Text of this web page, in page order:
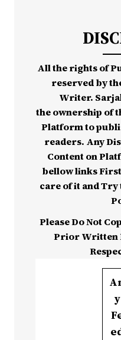
All the rights of
reserved by
Writer.
the ownership of
Platform to
readers. Any
Content on
bellow links
care of it and Try
Please Do Not
Prior Written
y